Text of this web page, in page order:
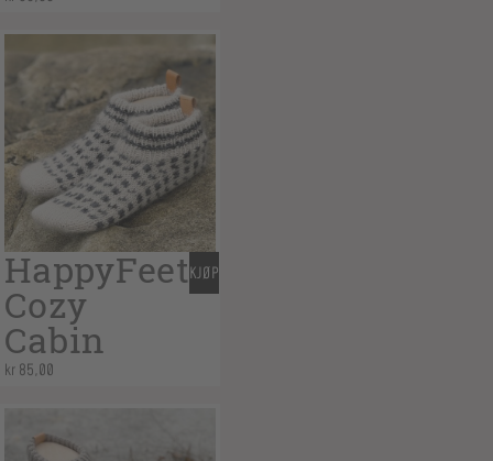
HappyFeet
Cozy
Cabin
kr 85,00
KJØP